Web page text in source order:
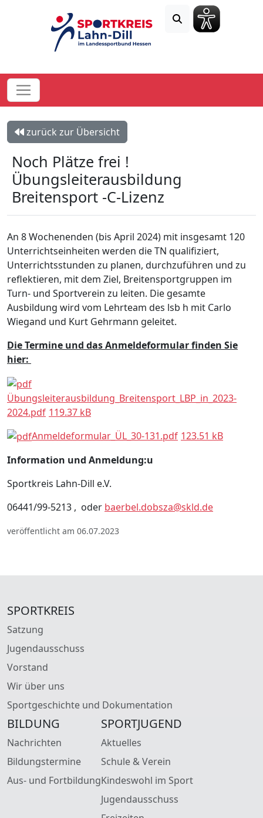
zurück zur Übersicht
Noch Plätze frei !
Übungsleiterausbildung
Breitensport -C-Lizenz
An 8 Wochenenden (bis April 2024) mit insgesamt 120
Unterrichtseinheiten werden die TN qualifiziert,
Unterrichtsstunden zu planen, durchzuführen und zu
reflektieren, mit dem Ziel, Breitensportgruppen im
Turn- und Sportverein zu leiten. Die gesamte
Ausbildung wird vom Lehrteam des lsb h mit Carlo
Wiegand und Kurt Gehrmann geleitet.
Die Termine und das Anmeldeformular finden Sie
hier:
Übungsleiterausbildung_Breitensport_LBP_in_2023-
2024.pdf 119.37 kB
Anmeldeformular_ÜL_30-131.pdf 123.51 kB
Information und Anmeldung:u
Sportkreis Lahn-Dill e.V.
06441/99-5213 , oder baerbel.dobsza@skld.de
veröffentlicht am 06.07.2023
SPORTKREIS
Satzung
Jugendausschuss
Vorstand
Wir über uns
Sportgeschichte und Dokumentation
BILDUNG
Nachrichten
Bildungstermine
Aus- und Fortbildung
SPORTJUGEND
Aktuelles
Schule & Verein
Kindeswohl im Sport
Jugendausschuss